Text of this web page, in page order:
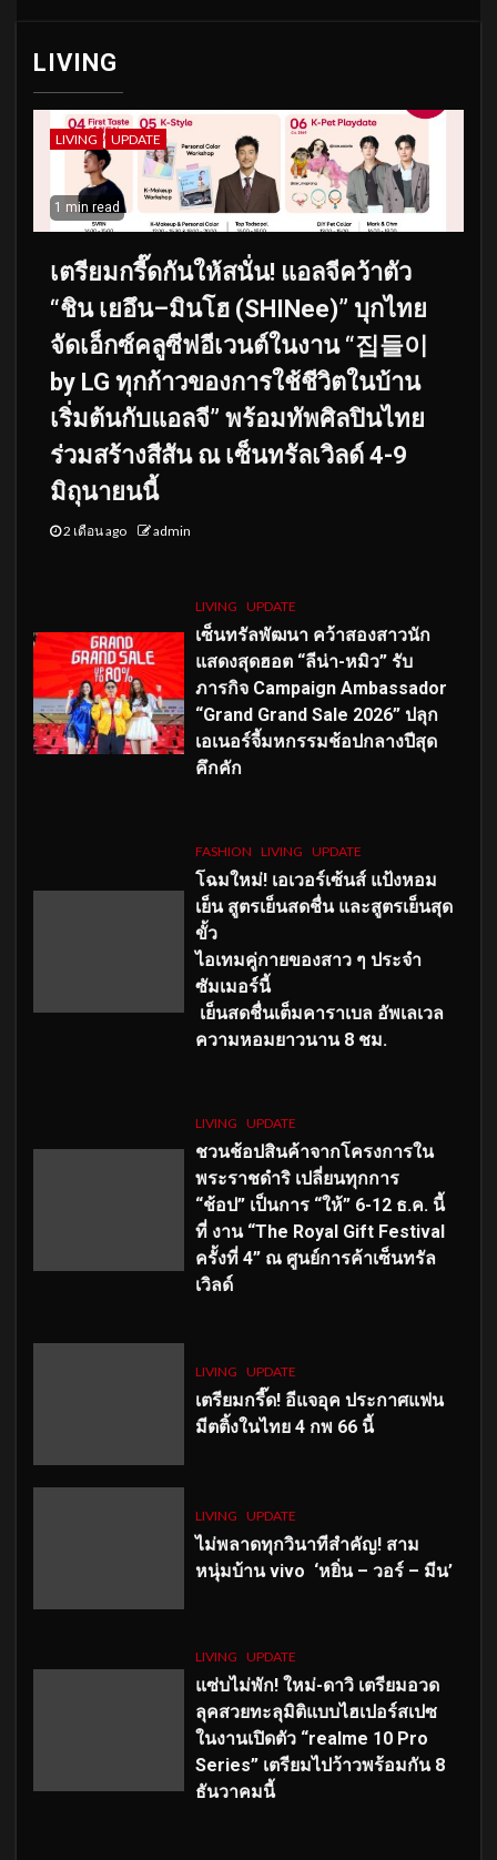
LIVING
LIVING UPDATE
1 min read
เตรียมกรี๊ดกันให้สนั่น! แอลจีคว้าตัว
“ชิน เยอึน–มินโฮ (SHINee)” บุกไทย
จัดเอ็กซ์คลูซีฟอีเวนต์ในงาน “집들이
by LG ทุกก้าวของการใช้ชีวิตในบ้าน
เริ่มต้นกับแอลจี” พร้อมทัพศิลปินไทย
ร่วมสร้างสีสัน ณ เซ็นทรัลเวิลด์ 4-9
มิถุนายนนี้
2 เดือน ago admin
LIVING UPDATE
เซ็นทรัลพัฒนา คว้าสองสาวนัก
แสดงสุดฮอต “ลีน่า-หมิว” รับ
ภารกิจ Campaign Ambassador
“Grand Grand Sale 2026” ปลุก
เอเนอร์จี้มหกรรมช้อปกลางปีสุด
คึกคัก
FASHION LIVING UPDATE
โฉมใหม่! เอเวอร์เซ้นส์ แป้งหอม
เย็น สูตรเย็นสดชื่น และสูตรเย็นสุด
ขั้ว
ไอเทมคู่กายของสาว ๆ ประจำ
ซัมเมอร์นี้
เย็นสดชื่นเต็มคาราเบล อัพเลเวล
ความหอมยาวนาน 8 ชม.
LIVING UPDATE
ชวนช้อปสินค้าจากโครงการใน
พระราชดำริ เปลี่ยนทุกการ
“ช้อป” เป็นการ “ให้” 6-12 ธ.ค. นี้
ที่ งาน “The Royal Gift Festival
ครั้งที่ 4” ณ ศูนย์การค้าเซ็นทรัล
เวิลด์
LIVING UPDATE
เตรียมกรี๊ด! อีแจอุค ประกาศแฟน
มีตติ้งในไทย 4 กพ 66 นี้
LIVING UPDATE
ไม่พลาดทุกวินาทีสำคัญ! สาม
หนุ่มบ้าน vivo ‘หยิ่น – วอร์ – มีน’
LIVING UPDATE
แซ่บไม่พัก! ใหม่-ดาวิ เตรียมอวด
ลุคสวยทะลุมิติแบบไฮเปอร์สเปซ
ในงานเปิดตัว “realme 10 Pro
Series” เตรียมไปว้าวพร้อมกัน 8
ธันวาคมนี้